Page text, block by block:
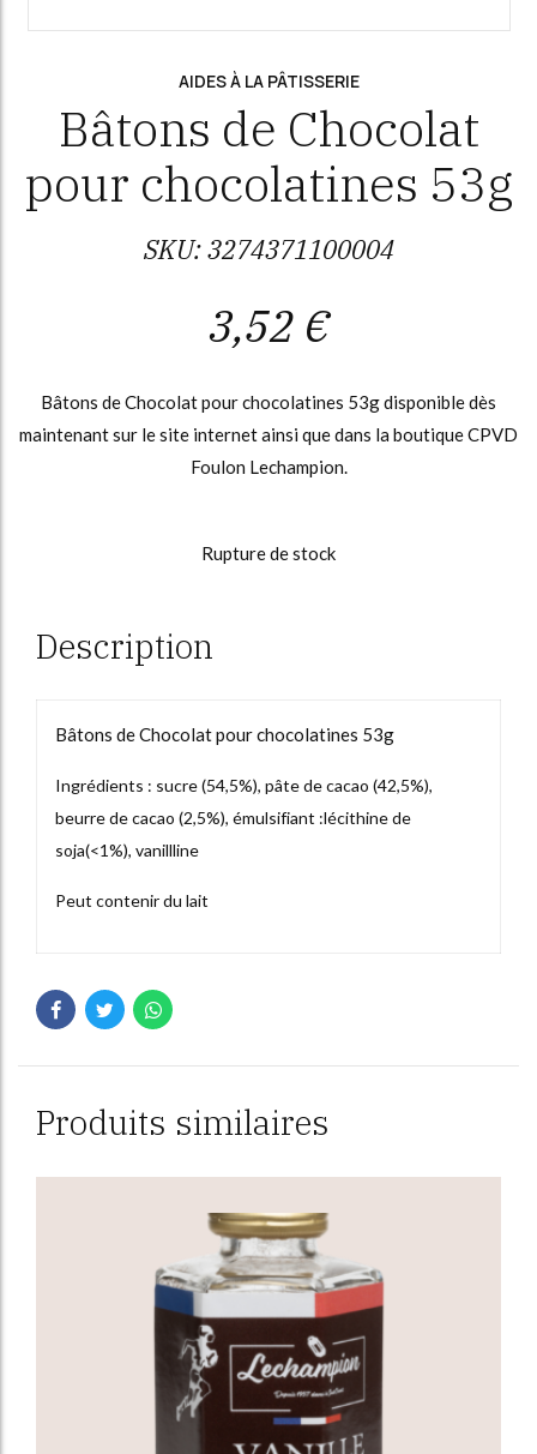
AIDES À LA PÂTISSERIE
Bâtons de Chocolat
pour chocolatines 53g
SKU:3274371100004
3,52 €
Bâtons de Chocolat pour chocolatines 53g disponible dès
maintenant sur le site internet ainsi que dans la boutique CPVD
Foulon Lechampion.
Rupture de stock
Description
Bâtons de Chocolat pour chocolatines 53g
Ingrédients : sucre (54,5%), pâte de cacao (42,5%),
beurre de cacao (2,5%), émulsifiant :lécithine de
soja(<1%), vanillline
Peut contenir du lait
Produits similaires